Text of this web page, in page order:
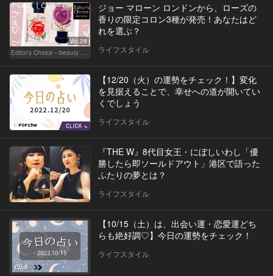
Vol.28
ジョー マローン ロンドンから、ローズの
香りの限定コロン3種が発売！あなたはど
れを選ぶ？
ライフスタイル
【12/20（火）の運勢をチェック！】変化
を見据えることで、幸せへの道が開いてい
くでしょう
ライフスタイル
『THE W』8代目女王・にぼしいわし「優
勝したら即ソールドアウト」港区で語った
ふたりの夢とは？
ライフスタイル
【10/15（土）は、出会い運・恋愛運どち
らも絶好調♡】今日の運勢をチェック！
ライフスタイル